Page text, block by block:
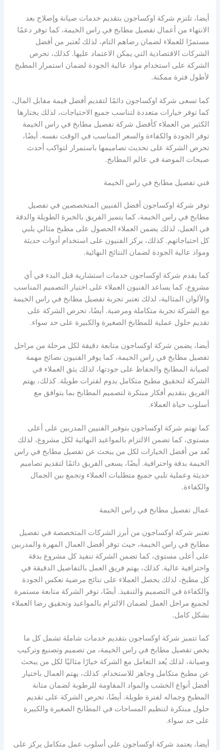
أيضا، تلتزم شركة اوكساجون بتقديم خدمات صيانة وإصلاح بعد
الانتهاء من أعمال تفصيل مطابخ في راس الخيمة، كما توفر دعمًا
مستمرًا للعملاء لضمان رضاهم التام، لذلك تُعتبر من أفضل
الشركات الاقتصادية التي يمكن الاعتماد عليها. كذلك، تحرص
الشركة على استخدام مواد عالية الجودة لضمان استمرار المطبخ
لأطول فترة ممكنة.
كما تسعى شركة اوكساجون دائمًا لتقديم أفضل قيمة مقابل المال،
كما توفر خيارات متعددة لتناسب جميع الاحتياجات، لذلك يختارها
الكثير من العملاء كأفضل شركة تفصيل مطابخ في راس الخيمة
توفر الجودة والكفاءة والسعر المناسب في الوقت نفسه. أيضًا،
تحرص الشركة على تحديث تصاميمها باستمرار لتواكب أحدث
صيحات الموضة في عالم المطابخ.
فني تفصيل مطابخ في راس الخيمة
توفر شركة اوكساجون أفضل الفنيين المتخصصين في تفصيل
مطابخ في راس الخيمة، كما يتميز الفريق بالخبرة الطويلة والدقة
في العمل، لذلك يضمن العملاء الحصول على مطبخ مثالي يلبي
كل احتياجاتهم. كذلك، يركز الفنيون على استخدام أدوات حديثة
ومواد عالية الجودة لضمان النتائج النهائية.
كما يقدم شركة اوكساجون خدمات استشارية قبل البدء في أي
مشروع، كما يساعد الفنيون العملاء على اختيار التصميم المناسب
والألوان المثالية، لذلك تعتبر تجربة تفصيل مطابخ في راس الخيمة
مع الشركة تجربة متكاملة ومرضية. أيضًا، تحرص الشركة على
تقديم حلول عملية للمطابخ الصغيرة والكبيرة على حد سواء.
أيضا، يضمن شركة اوكساجون متابعة دقيقة لكل مرحلة من مراحل
تفصيل مطابخ في راس الخيمة، كما يوفر الفنيون نصائح مهمة
لصيانة المطابخ والحفاظ على جودتها، لذلك يثق العملاء في
الشركة لتحقيق مطبخ متكامل يدوم لفترات طويلة. كذلك، يهتم
الفريق بتقديم أفكار مبتكرة لتصميم المطابخ بما يتوافق مع
أسلوب حياة العملاء.
كما تهتم شركة اوكساجون بتوفير الفنيين المدربين على أعلى
مستوى، كما تضمن الالتزام بالمواعيد النهائية لكل مشروع، لذلك
تُعد من أفضل الخيارات لكل من يبحث عن تفصيل مطابخ في راس
الخيمة بدقة واحترافية. أيضًا، يسعى الفريق دائمًا لتقديم تصاميم
حديثة وعملية تلبي جميع متطلبات العملاء وتجمع بين الجمال
والكفاءة.
عمال تفصيل مطابخ في راس الخيمة
تعتبر شركة اوكساجون من أبرز الشركات المتخصصة في تفصيل
مطابخ في راس الخيمة، حيث توفر أفضل العمال المهرة والمدربين
على أعلى مستوى، كما تضمن الشركة تنفيذ كل مشروع بدقة
واحترافية عالية. كذلك، يهتم فريق العمل بالتفاصيل الدقيقة في
كل مطبخ، لذلك يحصل العملاء على نتائج مرضية تعكس الجودة
والكفاءة في التصميم والتنفيذ. أيضًا، توفر الشركة متابعة مستمرة
لجميع مراحل العمل لضمان الالتزام بالمواعيد وتحقيق رضا العملاء
بشكل كامل.
كما تتميز شركة اوكساجون بتقديم خدمات شاملة تشمل كل ما
يخص تفصيل مطابخ في راس الخيمة، من تصميم وتصنيع وتركيب
وصيانة، لذلك يُعد التعامل مع الشركة خيارًا مثاليًا لكل من يبحث
عن مطبخ متكامل وجاهز للاستخدام. كذلك، يهتم العمال باختيار
أفضل أنواع الخشب والمواد المقاومة للرطوبة لضمان متانة
المطبخ وجماله لفترة طويلة. أيضًا، تحرص الشركة على تقديم
حلول مبتكرة لتنظيم المساحات في المطابخ الصغيرة والكبيرة
على حد سواء.
أيضا، يعتمد شركة اوكساجون على أسلوب عمل متكامل يركز على